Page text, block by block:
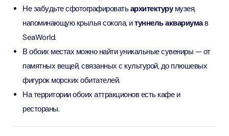
Не забудьте сфотографироватьархитектурумузея,
напоминающую крылья сокола, итуннель аквариумав
SeaWorld.
В обоих местах можно найти уникальные сувениры — от
памятных вещей, связанных с культурой, до плюшевых
фигурок морских обитателей.
На территории обоих аттракционов есть кафе и
рестораны.